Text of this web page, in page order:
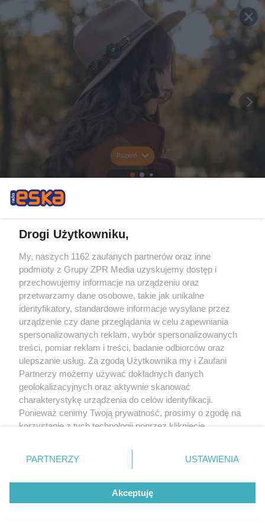
Rozwiń
Drogi Użytkowniku,
My, naszych 1162 zaufanych partnerów oraz inne
podmioty z Grupy ZPR Media uzyskujemy dostęp i
przechowujemy informacje na urządzeniu oraz
przetwarzamy dane osobowe, takie jak unikalne
identyfikatory, standardowe informacje wysyłane przez
urządzenie czy dane przeglądania w celu zapewniania
spersonalizowanych reklam, wybór spersonalizowanych
treści, pomiar reklam i treści, badanie odbiorców oraz
ulepszanie usług. Za zgodą Użytkownika my i Zaufani
Partnerzy możemy używać dokładnych danych
geolokalizacyjnych oraz aktywnie skanować
charakterystykę urządzenia do celów identyfikacji.
Ponieważ cenimy Twoją prywatność, prosimy o zgodę na
korzystanie z tych technologii poprzez kliknięcie
zmienić/wycofać klikając przycisk ustawień prywatności
znajdujący się w lewym dolnym rogu strony
rodzaje przetwarzania danych nie wymagają zgody
użytkownika, ale masz prawo sprzeciwić się takiemu
przetwarzaniu. Preferencje będą miały zastosowanie tylko
PARTNERZY USTAWIENIA
Akceptuję